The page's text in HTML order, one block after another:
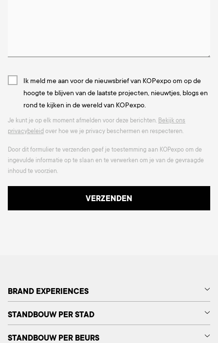
Ik meld me aan voor de nieuwsbrief van KOPexpo om op de
hoogte te blijven van de laatste projecten, nieuwtjes, blogs en
rond te kijken in de wereld van KOPexpo.
Je kunt je op elk moment afmelden voor deze berichten. Bekijk ons
privacybeleid over hoe we je privacy beschermen en respecteren.
Door dit formulier te verzenden geef je toestemming aan KOPexpo om de
ingevulde informatie op te slaan en te verwerken om je van de gevraagde
inhoud te voorzien.
BRAND EXPERIENCES
STANDBOUW PER STAD
STANDBOUW PER BEURS